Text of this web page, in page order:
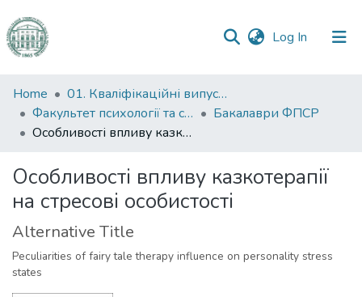
Log In (current)
Communities
&
Collections
Statistics
Home
01. Кваліфікаційні випускні роботи здобувачів вищої освіти
Факультет психології та соціальної роботи
Бакалаври ФПСР
Особливості впливу казкотерапії на стресові особистості
Особливості впливу казкотерапії
на стресові особистості
Alternative Title
Peculiarities of fairy tale therapy influence on personality stress
states